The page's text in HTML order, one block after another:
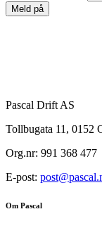
Meld på
Pascal Drift AS
Tollbugata 11, 0152
Org.nr: 991 368 477
E-post:
Om Pascal